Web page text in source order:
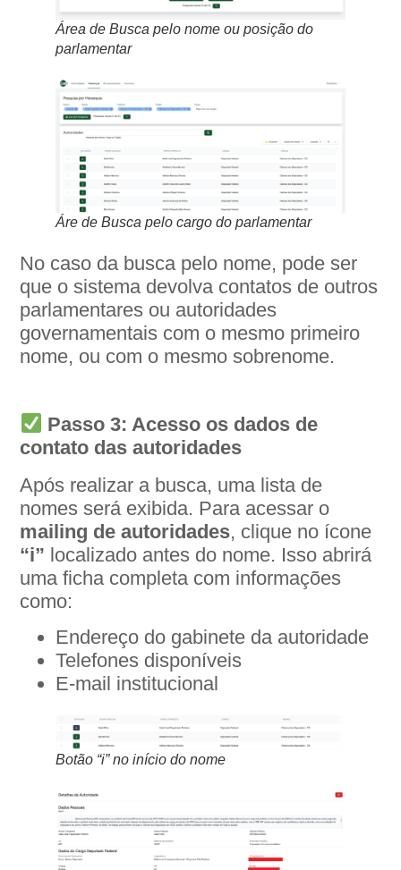
Área de Busca pelo nome ou posição do
parlamentar
Áre de Busca pelo cargo do parlamentar
No caso da busca pelo nome, pode ser
que o sistema devolva contatos de outros
parlamentares ou autoridades
governamentais com o mesmo primeiro
nome, ou com o mesmo sobrenome.
Passo 3: Acesso os dados de
contato das autoridades
Após realizar a busca, uma lista de
nomes será exibida. Para acessar o
mailing de autoridades, clique no ícone
“i” localizado antes do nome. Isso abrirá
uma ficha completa com informações
como:
Endereço do gabinete da autoridade
Telefones disponíveis
E-mail institucional
Botão “i” no início do nome